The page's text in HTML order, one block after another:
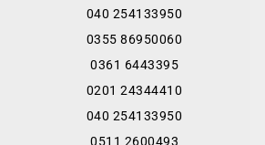
040 254133950
0355 86950060
0361 6443395
0201 24344410
040 254133950
0511 2600493